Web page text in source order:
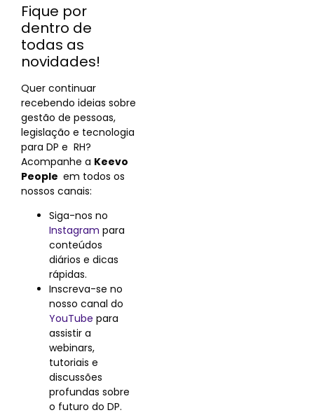
Fique por
dentro de
todas as
novidades!
Quer continuar
recebendo ideias sobre
gestão de pessoas,
legislação e tecnologia
para DP e RH?
Acompanhe a Keevo
People em todos os
nossos canais:
Siga-nos no
Instagram para
conteúdos
diários e dicas
rápidas.
Inscreva-se no
nosso canal do
YouTube para
assistir a
webinars,
tutoriais e
discussões
profundas sobre
o futuro do DP.